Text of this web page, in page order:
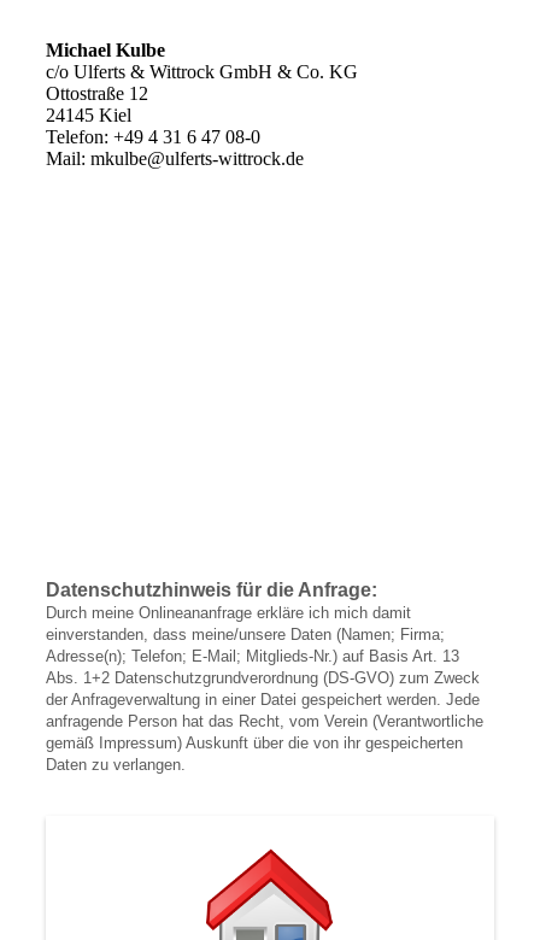
Michael Kulbe
c/o Ulferts & Wittrock GmbH & Co. KG
Ottostraße 12
24145 Kiel
Telefon: +49 4 31 6 47 08-0
Mail: mkulbe@ulferts-wittrock.de
Datenschutzhinweis für die Anfrage:
Durch meine Onlineananfrage erkläre ich mich damit
einverstanden, dass meine/unsere Daten (Namen; Firma;
Adresse(n); Telefon; E-Mail; Mitglieds-Nr.) auf Basis Art. 13
Abs. 1+2 Datenschutzgrundverordnung (DS-GVO) zum Zweck
der Anfrageverwaltung in einer Datei gespeichert werden. Jede
anfragende Person hat das Recht, vom Verein (Verantwortliche
gemäß Impressum) Auskunft über die von ihr gespeicherten
Daten zu verlangen.